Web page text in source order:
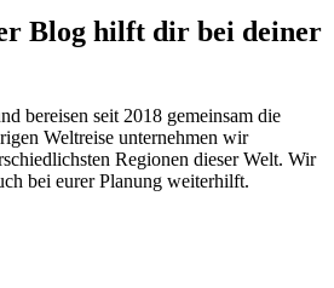
Blog hilft dir bei deiner
bereisen seit 2018 gemeinsam die
Weltreise unternehmen wir
Regionen dieser Welt. Wir
bei eurer Planung weiterhilft.